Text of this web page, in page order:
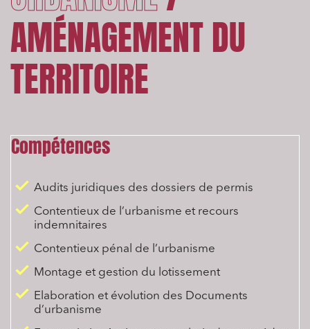
AMÉNAGEMENT DU
TERRITOIRE
Compétences
Audits juridiques des dossiers de permis
Contentieux de l’urbanisme et recours
indemnitaires
Contentieux pénal de l’urbanisme
Montage et gestion du lotissement
Elaboration et évolution des Documents
d’urbanisme